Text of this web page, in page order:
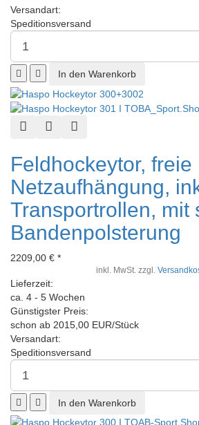
Versandart:
Speditionsversand
Feldhockeytor, freie
Netzaufhängung,
Transportrollen, mit
Bandenpolsterung
2209,00 € *
inkl. MwSt. zzgl.
Lieferzeit:
ca. 4 - 5 Wochen
Günstigster Preis:
schon ab 2015,00 EUR/Stück
Versandart:
Speditionsversand